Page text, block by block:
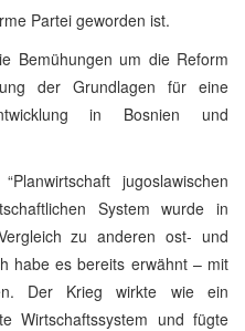
Partei geworden ist.
Bemühungen um die Reform
der Grundlagen für eine
in Bosnien und
jugoslawischen
System wurde in
zu anderen ost- und
habe es bereits erwähnt – mit
Der Krieg wirkte wie ein
Wirtschaftssystem und fügte